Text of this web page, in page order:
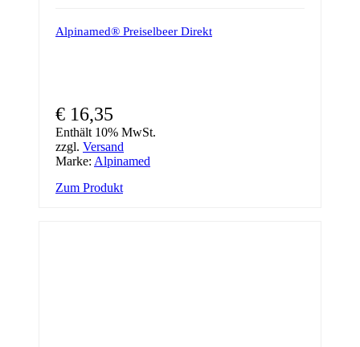
Alpinamed® Preiselbeer Direkt
€ 16,35
Enthält 10% MwSt.
zzgl. Versand
Marke: Alpinamed
Zum Produkt